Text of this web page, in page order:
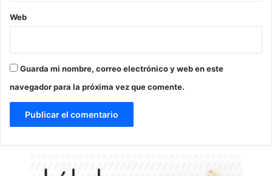
Web
Guarda mi nombre, correo electrónico y web en este
navegador para la próxima vez que comente.